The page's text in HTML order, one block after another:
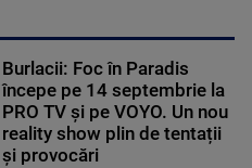
Burlacii: Foc în Paradis
începe pe 14 septembrie la
PRO TV și pe VOYO. Un nou
reality show plin de tentații
și provocări